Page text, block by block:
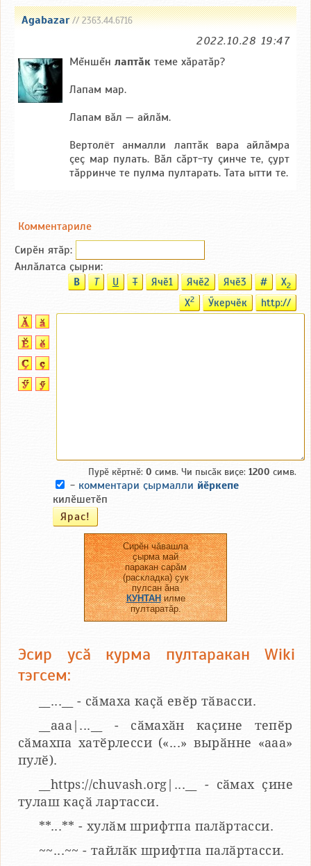
Agabazar// 2363.44.6716
2022.10.28 19:47
Мĕншĕн лаптăк теме хăратăр?
Лапам мар.
Лапам вăл — айлăм.
Вертолёт анмалли лаптăк вара айлăмра
çеç мар пулать. Вăл сăрт-ту çинче те, çурт
тăрринче те пулма пултарать. Тата ытти те.
Комментариле
Сирӗн ятӑp:
Анлӑлатса ҫырни:
B T U T Ячӗ1 Ячӗ2 Ячӗ3 # X2
X2 Ӳкерчӗк http://
Пурӗ кӗртнӗ: 0 симв. Чи пысӑк виҫе: 1200 симв.
- комментари ҫырмалли йӗркепе
килӗшетӗп
Сирӗн чӑвашла
ҫырма май
паракан сарӑм
(раскладка) ҫук
пулсан ӑна
КУНТАНилме
пултаратӑр.
Эсир усӑ курма пултаракан Wiki
тэгсем:
__...__ - сӑмаха каҫӑ евӗр тӑвасси.
__aaa|...__ - сӑмахӑн каҫине тепӗр
сӑмахпа хатӗрлесси («...» вырӑнне «ааа»
пулӗ).
__https://chuvash.org|...__ - сӑмах ҫине
тулаш каҫӑ лартасси.
**...** - хулӑм шрифтпа палӑртасси.
~~...~~ - тайлӑк шрифтпа палӑртасси.